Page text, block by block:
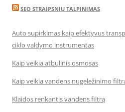
SEO STRAIPSNIU TALPINIMAS
Auto supirkimas kaip efektyvus
ciklo valdymo instrumentas
Kaip veikia atbulinis osmosas
Kaip veikia vandens nugeležinimo
Klaidos renkantis vandens filtrą